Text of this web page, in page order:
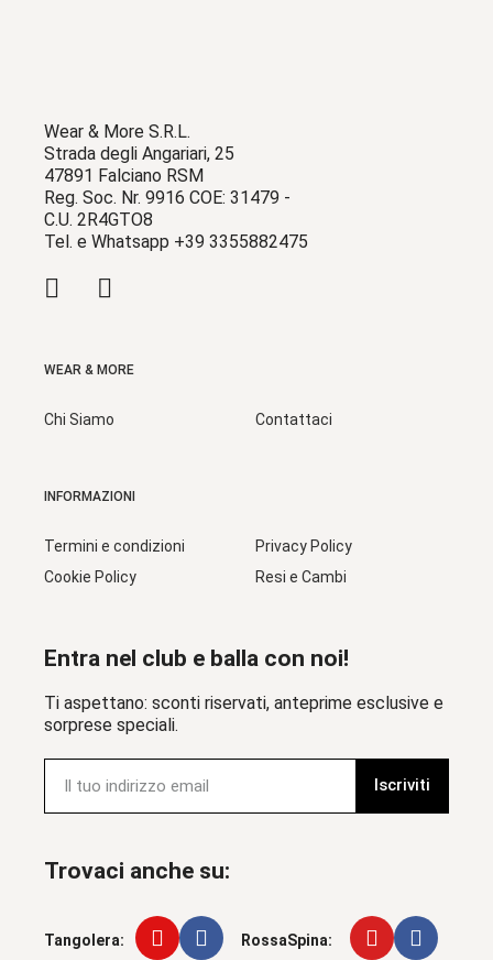
Wear & More S.R.L.
Strada degli Angariari, 25
47891 Falciano RSM
Reg. Soc. Nr. 9916 COE: 31479 -
C.U. 2R4GTO8
Tel. e Whatsapp +39 3355882475
WEAR & MORE
Chi Siamo Contattaci
INFORMAZIONI
Termini e condizioni
Cookie Policy
Privacy Policy
Resi e Cambi
Entra nel club e balla con noi!
Ti aspettano: sconti riservati, anteprime esclusive e
sorprese speciali.
Iscriviti
Trovaci anche su:
Tangolera: RossaSpina: